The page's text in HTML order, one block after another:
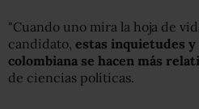
"Cuando uno mira la hoja de
candidato, estas inquietudes y
colombiana se hacen más
de ciencias políticas.